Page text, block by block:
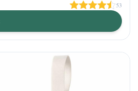
53